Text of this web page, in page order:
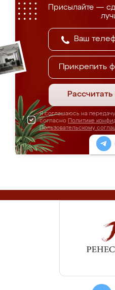
Присылайте —
Прикрепить
Я соглашаюсь на
согласно Политике
Пользовательскому